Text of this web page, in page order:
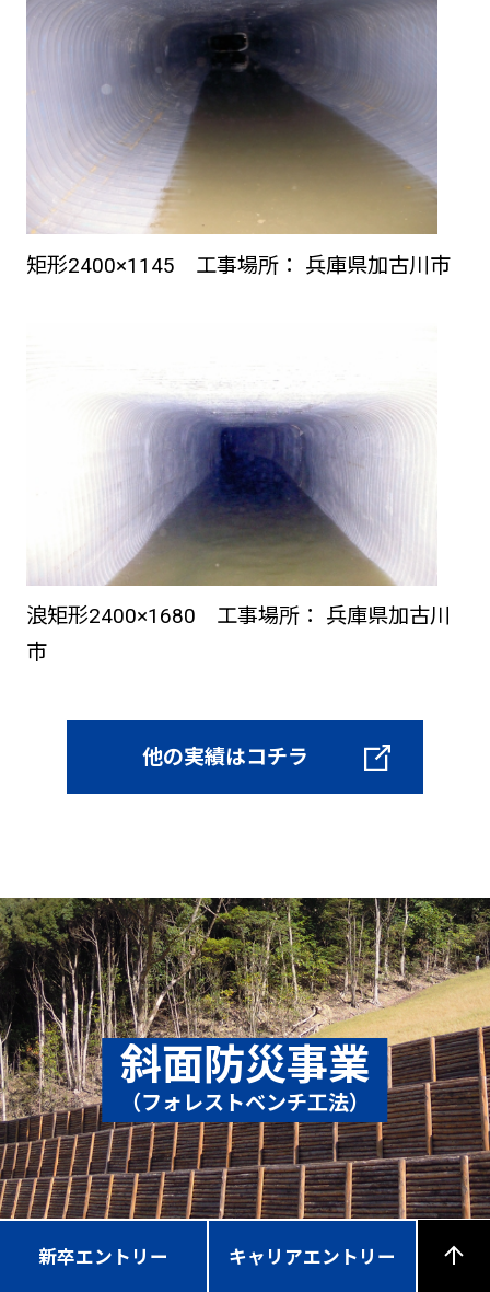
矩形2400×1145 工事場所： 兵庫県加古川市
浪矩形2400×1680 工事場所： 兵庫県加古川
市
他の実績はコチラ
斜面防災事業
（フォレストベンチ工法）
新卒エントリー キャリアエントリー